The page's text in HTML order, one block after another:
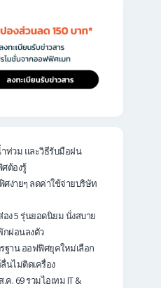
ท่วม และวิธีรับมือฝน
ต้องรู้
ง่ายๆ ลดค่าใช้จ่ายบริษัท
อง 5 รุ่นยอดนิยม นั่งสบาย
กผ่อนลงตัว
ฐาน ออฟฟิศยุคใหม่เลือก
นไม่ติดเครื่อง
ค. 69 รวมไอเทม IT &